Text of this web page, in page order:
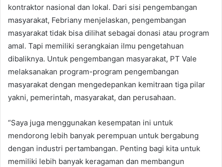
kontraktor nasional dan lokal. Dari sisi pengembangan
masyarakat, Febriany menjelaskan, pengembangan
masyarakat tidak bisa dilihat sebagai donasi atau program
amal. Tapi memiliki serangkaian ilmu pengetahuan
dibaliknya. Untuk pengembangan masyarakat, PT Vale
melaksanakan program-program pengembangan
masyarakat dengan mengedepankan kemitraan tiga pilar
yakni, pemerintah, masyarakat, dan perusahaan.
“Saya juga menggunakan kesempatan ini untuk
mendorong lebih banyak perempuan untuk bergabung
dengan industri pertambangan. Penting bagi kita untuk
memiliki lebih banyak keragaman dan membangun